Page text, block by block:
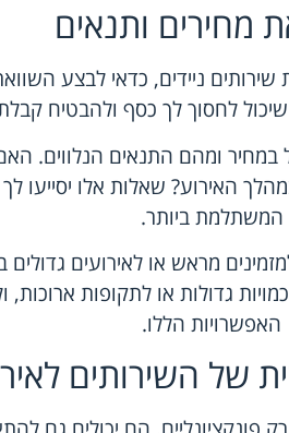
מחירים ותנאים
ניידים, כדאי לבצע
לחסוך לך כסף ולהבטיח קבלת
ומהם התנאים הנלווים.
האירוע? שאלות אלו יסייעו
המשתלמת ביותר.
מראש או לאירועים גדולים
גדולות או לתקופות ארוכות,
האפשרויות הללו.
של השירותים